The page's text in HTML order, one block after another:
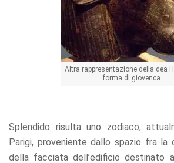
Altra rappresentazione della dea
forma di giovenca
Splendido risulta uno zodiaco,
Parigi, proveniente dallo spazio fra
della facciata dell’edificio destinato